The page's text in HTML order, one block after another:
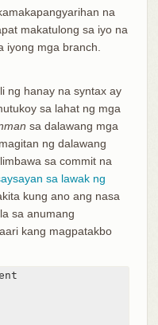
na
makatulong sa iyo na
iyong mga branch.
ng hanay na syntax ay
sa lahat ng mga
sa dalawang mga
ng dalawang
sa commit na
sa lawak ng
kung ano ang nasa
sa anumang
kang magpatakbo